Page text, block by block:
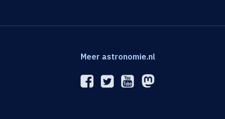
Meer astronomie.nl